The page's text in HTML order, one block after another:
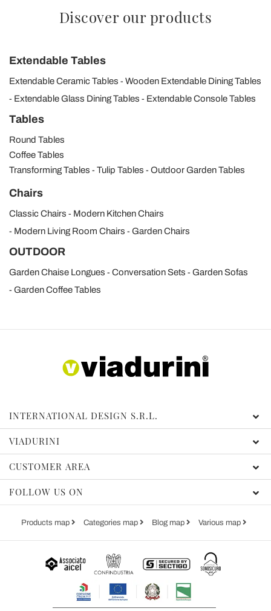
Discover our products
Extendable Tables
Extendable Ceramic Tables
Wooden Extendable Dining Tables
Extendable Glass Dining Tables
Extendable Console Tables
Tables
Round Tables
Coffee Tables
Transforming Tables
Tulip Tables Outdoor Garden Tables
Chairs
Classic Chairs
Modern Kitchen Chairs
Modern Living Room Chairs
Garden Chairs
OUTDOOR
Garden Chaise Longues Conversation Sets
Garden Sofas
Garden Coffee Tables
INTERNATIONAL DESIGN S.R.L.
VIADURINI
CUSTOMER AREA
FOLLOW US ON
Products map Categories map Blog map Various map